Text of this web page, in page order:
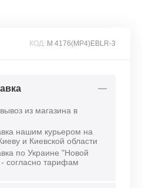
КОД: M 4176(MP4)EBLR-3
из магазина в
нашим курьером на
и Киевской области
по Украине "Новой
согласно тарифам